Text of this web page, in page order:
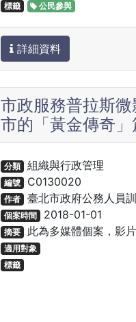
標籤
公民參與
詳細資料
市政服務普拉斯
市的「黃金傳奇」
分類 組織與行政管理
編號 C0130020
作者 臺北市政府公務人員
個案時間 2018-01-01
摘要 此為多媒體個案，影片
適用對象
標籤